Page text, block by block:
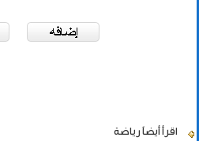
اقرأ أيضاً رياضة